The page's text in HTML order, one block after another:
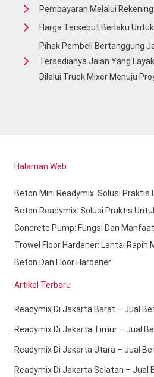
Pembayaran Melalui
Harga Tersebut Berlaku
Pihak Pembeli Bertanggung
Tersedianya Jalan Yang
Dilalui Truck Mixer Menuju
Halaman Web
Beton Mini Readymix: Solusi Praktis
Beton Readymix: Solusi Praktis
Concrete Pump: Fungsi Dan
Trowel Floor Hardener: Lantai Rapih
Beton Dan Floor Hardener
Artikel Terbaru
Readymix Di Jakarta Barat – Jual
Readymix Di Jakarta Timur – Jual
Readymix Di Jakarta Utara – Jual
Readymix Di Jakarta Selatan – Jual